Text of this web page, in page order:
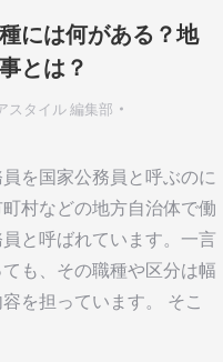
には何がある？地
とは？
スタイル 編集部
を国家公務員と呼ぶのに
村などの地方自治体で働
と呼ばれています。一言
も、その職種や区分は幅
を担っています。 そこ